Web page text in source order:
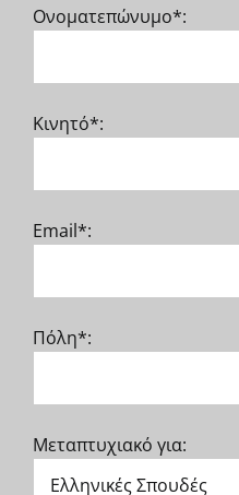
Ονοματεπώνυμο*:
Κινητό*:
Email*:
Πόλη*:
Μεταπτυχιακό για: